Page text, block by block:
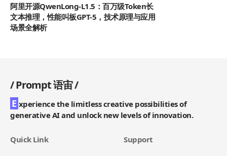
阿里开源QwenLong-L1.5：百万级Token长
文本推理，性能叫板GPT-5，技术原理与应用
场景全解析
/Prompt 语宙/
E xperience the limitless creative possibilities of
generative AI and unlock new levels of innovation.
Quick Link Support